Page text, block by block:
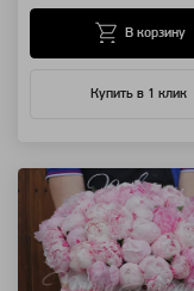
Купить в 1 клик
В корзину